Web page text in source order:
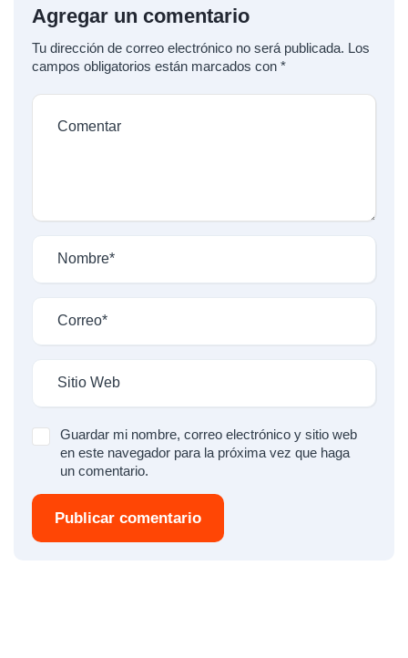
Agregar un comentario
Tu dirección de correo electrónico no será publicada. Los
campos obligatorios están marcados con *
Guardar mi nombre, correo electrónico y sitio web
en este navegador para la próxima vez que haga
un comentario.
Publicar comentario